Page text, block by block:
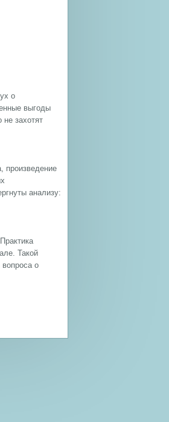
о
выгоды
захотят
произведение
анализу:
Такой
о